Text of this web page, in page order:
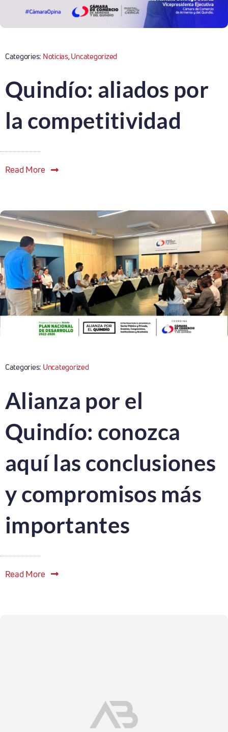
Categories: Noticias,Uncategorized
Quindío: aliados por
la competitividad
Read More
Categories: Uncategorized
Alianza por el
Quindío: conozca
aquí las conclusiones
y compromisos más
importantes
Read More